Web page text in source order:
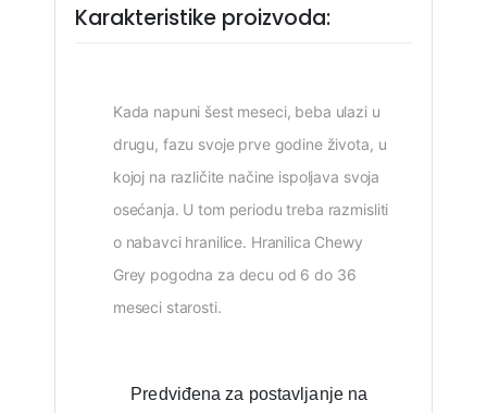
Karakteristike proizvoda:
Kada napuni šest meseci, beba ulazi u
drugu, fazu svoje prve godine života, u
kojoj na različite načine ispoljava svoja
osećanja. U tom periodu treba razmisliti
o nabavci hranilice. Hranilica Chewy
Grey pogodna za decu od 6 do 36
meseci starosti.
Predviđena za postavljanje na